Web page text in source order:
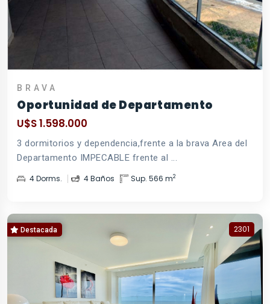
BRAVA
Oportunidad de Departamento
U$S 1.598.000
3 dormitorios y dependencia,frente a la brava Area del
Departamento IMPECABLE frente al ...
4 Dorms. 4 Baños Sup. 566 m2
Destacada 2301